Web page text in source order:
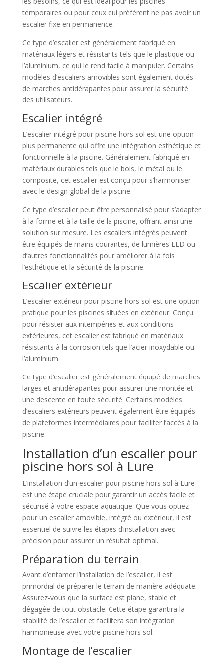
temporaires ou pour ceux qui préfèrent ne pas avoir un
escalier fixe en permanence.
Ce type d’escalier est généralement fabriqué en
matériaux légers et résistants tels que le plastique ou
l’aluminium, ce qui le rend facile à manipuler. Certains
modèles d’escaliers amovibles sont également dotés
de marches antidérapantes pour assurer la sécurité
des utilisateurs.
Escalier intégré
L’escalier intégré pour piscine hors sol est une option
plus permanente qui offre une intégration esthétique et
fonctionnelle à la piscine. Généralement fabriqué en
matériaux durables tels que le bois, le métal ou le
composite, cet escalier est conçu pour s’harmoniser
avec le design global de la piscine.
Ce type d’escalier peut être personnalisé pour s’adapter
à la forme et à la taille de la piscine, offrant ainsi une
solution sur mesure. Les escaliers intégrés peuvent
être équipés de mains courantes, de lumières LED ou
d’autres fonctionnalités pour améliorer à la fois
l’esthétique et la sécurité de la piscine.
Escalier extérieur
L’escalier extérieur pour piscine hors sol est une option
pratique pour les piscines situées en extérieur. Conçu
pour résister aux intempéries et aux conditions
extérieures, cet escalier est fabriqué en matériaux
résistants à la corrosion tels que l’acier inoxydable ou
l’aluminium.
Ce type d’escalier est généralement équipé de marches
larges et antidérapantes pour assurer une montée et
une descente en toute sécurité. Certains modèles
d’escaliers extérieurs peuvent également être équipés
de plateformes intermédiaires pour faciliter l’accès à la
piscine.
Installation d’un escalier pour
piscine hors sol à Lure
L’installation d’un escalier pour piscine hors sol à Lure
est une étape cruciale pour garantir un accès facile et
sécurisé à votre espace aquatique. Que vous optiez
pour un escalier amovible, intégré ou extérieur, il est
essentiel de suivre les étapes d’installation avec
précision pour assurer un résultat optimal.
Préparation du terrain
Avant d’entamer l’installation de l’escalier, il est
primordial de préparer le terrain de manière adéquate.
Assurez-vous que la surface est plane, stable et
dégagée de tout obstacle. Cette étape garantira la
stabilité de l’escalier et facilitera son intégration
harmonieuse avec votre piscine hors sol.
Montage de l’escalier